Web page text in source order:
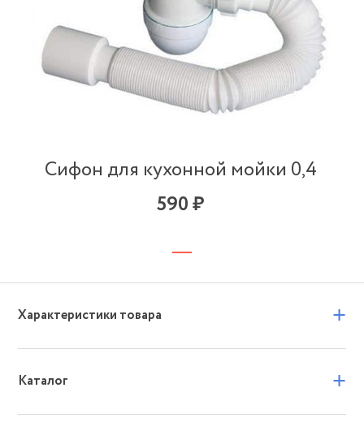
Сифон для кухонной мойки 0,4
590 ₽
Характеристики товара +
Каталог +